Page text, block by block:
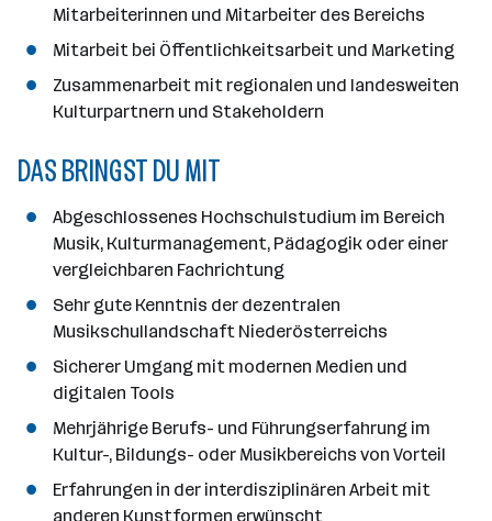
Mitarbeiterinnen und Mitarbeiter des Bereichs
Mitarbeit bei Öffentlichkeitsarbeit und Marketing
Zusammenarbeit mit regionalen und landesweiten
Kulturpartnern und Stakeholdern
DAS BRINGST DU MIT
Abgeschlossenes Hochschulstudium im Bereich
Musik, Kulturmanagement, Pädagogik oder einer
vergleichbaren Fachrichtung
Sehr gute Kenntnis der dezentralen
Musikschullandschaft Niederösterreichs
Sicherer Umgang mit modernen Medien und
digitalen Tools
Mehrjährige Berufs- und Führungserfahrung im
Kultur-, Bildungs- oder Musikbereichs von Vorteil
Erfahrungen in der interdisziplinären Arbeit mit
anderen Kunstformen erwünscht